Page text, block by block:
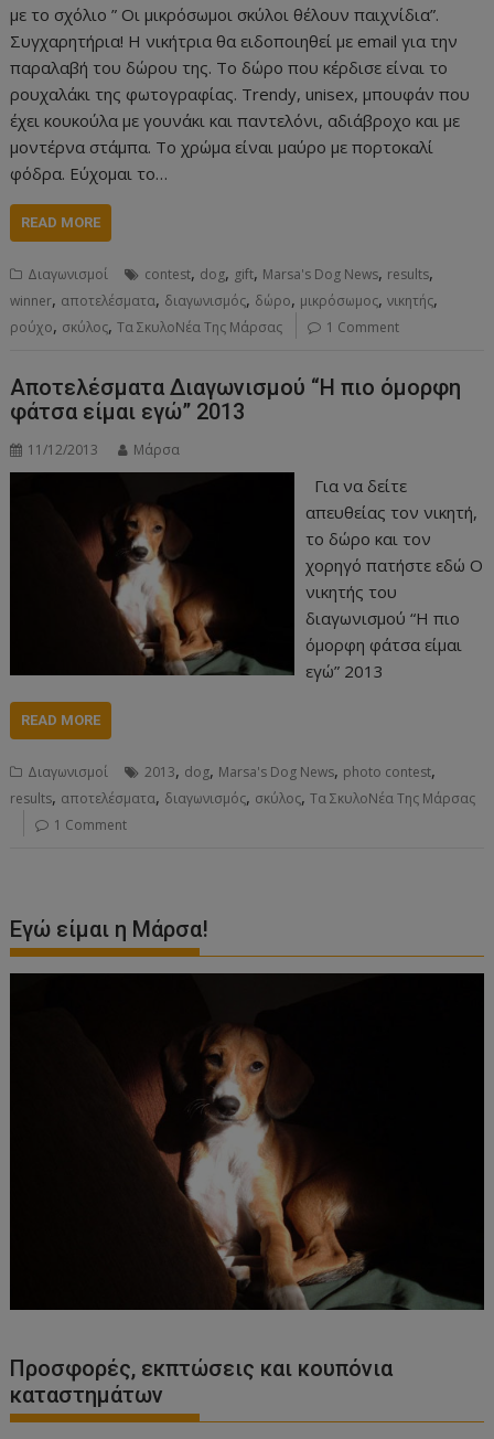
με το σχόλιο ” Οι μικρόσωμοι σκύλοι θέλουν παιχνίδια”.
Συγχαρητήρια! Η νικήτρια θα ειδοποιηθεί με email για την
παραλαβή του δώρου της. Το δώρο που κέρδισε είναι το
ρουχαλάκι της φωτογραφίας. Trendy, unisex, μπουφάν που
έχει κουκούλα με γουνάκι και παντελόνι, αδιάβροχο και με
μοντέρνα στάμπα. Το χρώμα είναι μαύρο με πορτοκαλί
φόδρα. Εύχομαι το…
READ MORE
Διαγωνισμοί contest, dog, gift, Marsa's Dog News, results,
winner, αποτελέσματα, διαγωνισμός, δώρο, μικρόσωμος,νικητής,
ρούχο, σκύλος,Τα ΣκυλοΝέα Της Μάρσας 1 Comment
Αποτελέσματα Διαγωνισμού “Η πιο όμορφη
φάτσα είμαι εγώ” 2013
11/12/2013 Μάρσα
Για να δείτε
απευθείας τον νικητή,
το δώρο και τον
χορηγό πατήστε εδώ Ο
νικητής του
διαγωνισμού “Η πιο
όμορφη φάτσα είμαι
εγώ” 2013
READ MORE
Διαγωνισμοί 2013, dog, Marsa's Dog News, photo contest,
results, αποτελέσματα, διαγωνισμός, σκύλος,Τα ΣκυλοΝέα Της Μάρσας
1 Comment
Εγώ είμαι η Μάρσα!
Προσφορές, εκπτώσεις και κουπόνια
καταστημάτων